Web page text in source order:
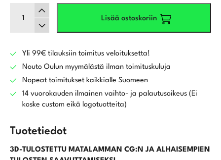
King
Rautamailat
määrä
Lisää ostoskoriin
Yli 99€ tilauksiin toimitus veloituksetta!
Nouto Oulun myymälästä ilman toimituskuluja
Nopeat toimitukset kaikkialle Suomeen
14 vuorokauden ilmainen vaihto- ja palautusoikeus (Ei
koske custom eikä logotuotteita)
Tuotetiedot
3D-TULOSTETTU MATALAMMAN CG:N JA ALHAISEMPIEN